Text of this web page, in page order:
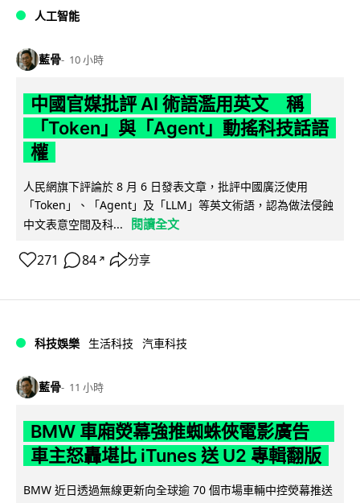
人工智能
藍骨 10 小時
中國官媒批評 AI 術語濫用英文 稱
「Token」與「Agent」動搖科技話語
權
人民網旗下評論於 8 月 6 日發表文章，批評中國廣泛使用
「Token」、「Agent」及「LLM」等英文術語，認為做法侵蝕
中文表意空間及科...
閱讀全文
271 84 ↗ 分享
科技娛樂 生活科技 汽車科技
藍骨 11 小時
BMW 車廂熒幕強推蜘蛛俠電影廣告
車主怒轟堪比 iTunes 送 U2 專輯翻版
BMW 近日透過無線更新向全球逾 70 個市場車輛中控熒幕推送